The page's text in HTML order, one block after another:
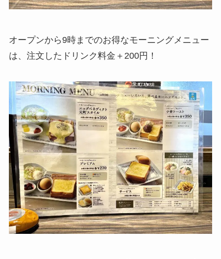
オープンから9時までのお得なモーニングメニュー
は、注文したドリンク料金＋200円！